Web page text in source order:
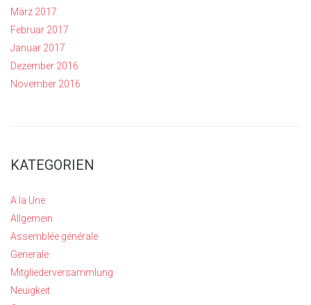
März 2017
Februar 2017
Januar 2017
Dezember 2016
November 2016
KATEGORIEN
A la Une
Allgemein
Assemblée générale
Generale
Mitgliederversammlung
Neuigkeit